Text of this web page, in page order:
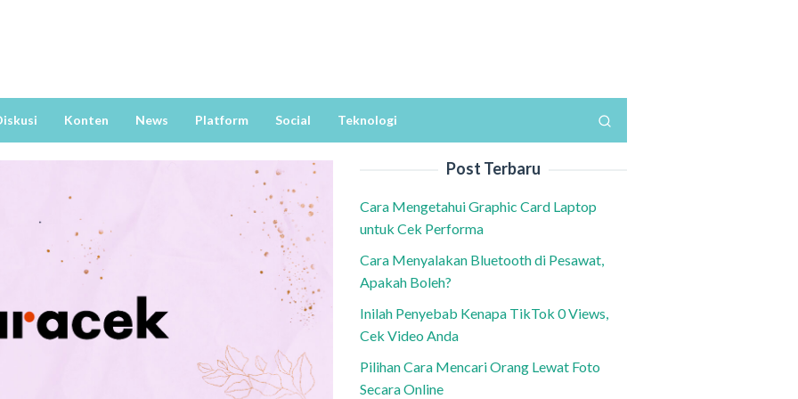
Konten News Platform Social Teknologi
Post Terbaru
Cara Mengetahui Graphic Card Laptop
untuk Cek Performa
Cara Menyalakan Bluetooth di Pesawat,
Apakah Boleh?
Inilah Penyebab Kenapa TikTok 0 Views,
Cek Video Anda
Pilihan Cara Mencari Orang Lewat Foto
Secara Online